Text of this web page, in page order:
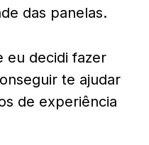
das panelas.
eu decidi fazer
te ajudar
de experiência